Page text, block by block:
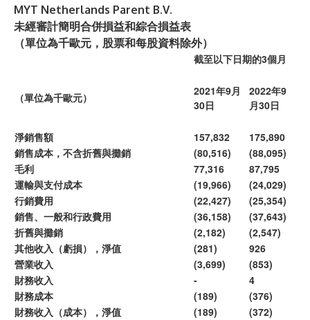
MYT Netherlands Parent B.V.
未經審計簡明合併損益和綜合損益表
（單位為千歐元，股票和每股資料除外）
截至以下日期的3個月
（單位為千歐元）
2021年9月
30日
2022年9
月30日
淨銷售額 157,832
175,890
銷售成本，不含折舊與攤銷
(80,516)
(88,095)
毛利
77,316
87,795
運輸與支付成本
(19,966)
(24,029)
行銷費用
(22,427)
(25,354)
銷售、一般和行政費用
(36,158)
(37,643)
折舊與攤銷
(2,182)
(2,547)
其他收入（虧損），淨值
(281)
926
營業收入
(3,699)
(853)
財務收入
-
4
財務成本
(189)
(376)
財務收入（成本），淨值
(189)
(372)